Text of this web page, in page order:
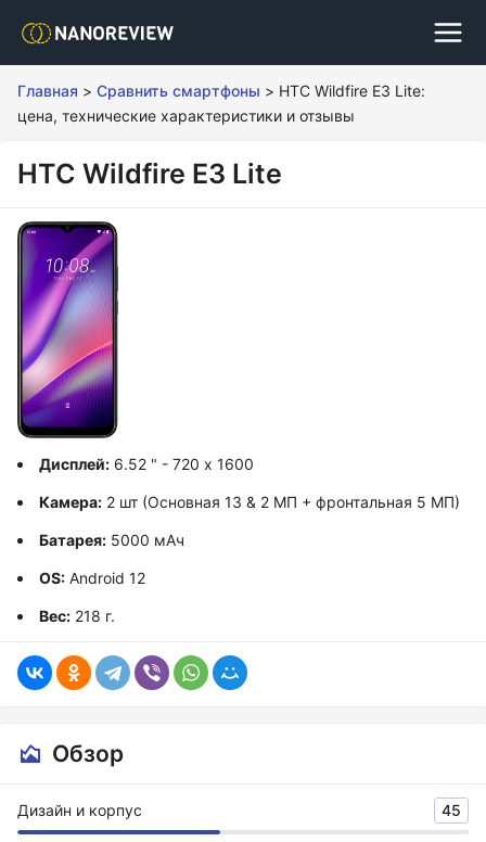
Главная > Сравнить смартфоны > HTC Wildfire E3 Lite:
цена, технические характеристики и отзывы
HTC Wildfire E3 Lite
Дисплей: 6.52 " - 720 x 1600
Камера: 2 шт (Основная 13 & 2 МП + фронтальная 5 МП)
Батарея: 5000 мАч
OS: Android 12
Вес: 218 г.
Обзор
Дизайн и корпус 45